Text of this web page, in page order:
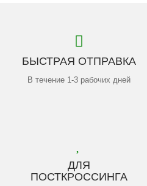
БЫСТРАЯ ОТПРАВКА
В течение 1-3 рабочих дней
ДЛЯ
ПОСТКРОССИНГА